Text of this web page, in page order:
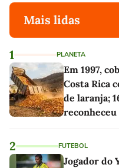
Mais lidas
1 PLANETA
Em 1997,
Costa Rica
de laranja;
reconheceu
2 FUTEBOL
Jogador do